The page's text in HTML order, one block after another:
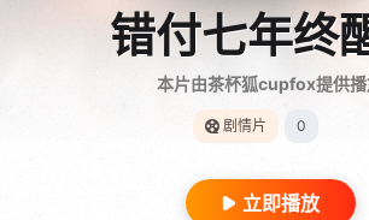
错付七年终
本片由茶杯狐cupfox提供
剧情片 0
立即播放